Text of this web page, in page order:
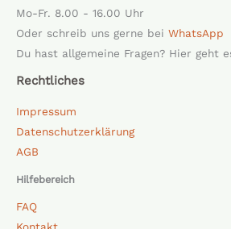
Mo-Fr. 8.00 - 16.00 Uhr
Oder schreib uns gerne bei WhatsApp
Du hast allgemeine Fragen? Hier geht
Rechtliches
Impressum
Datenschutzerklärung
AGB
Hilfebereich
FAQ